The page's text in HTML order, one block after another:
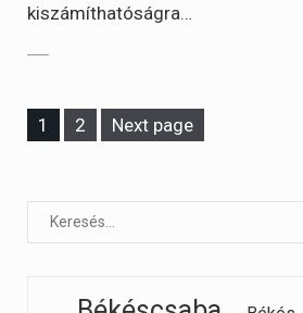
kiszámíthatóságra…
Page
1 Page
2 Next page